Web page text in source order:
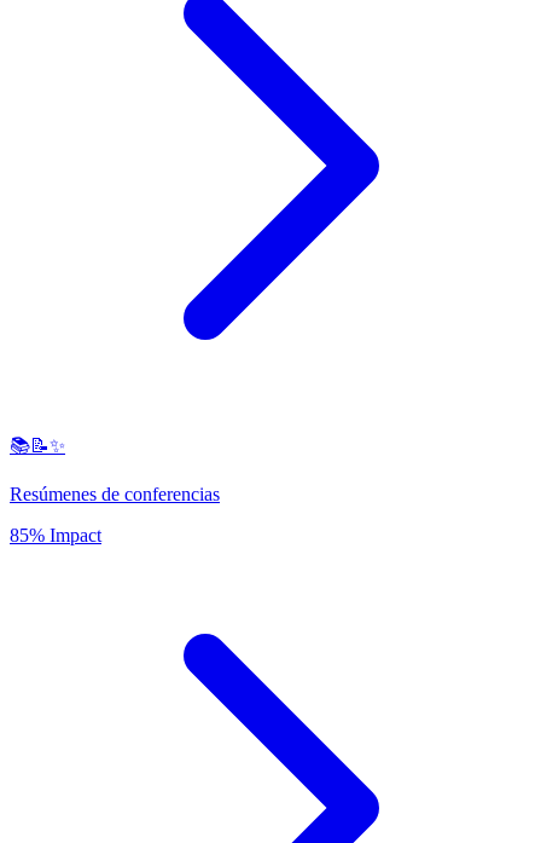
📚📝✨
Resúmenes de conferencias
85% Impact